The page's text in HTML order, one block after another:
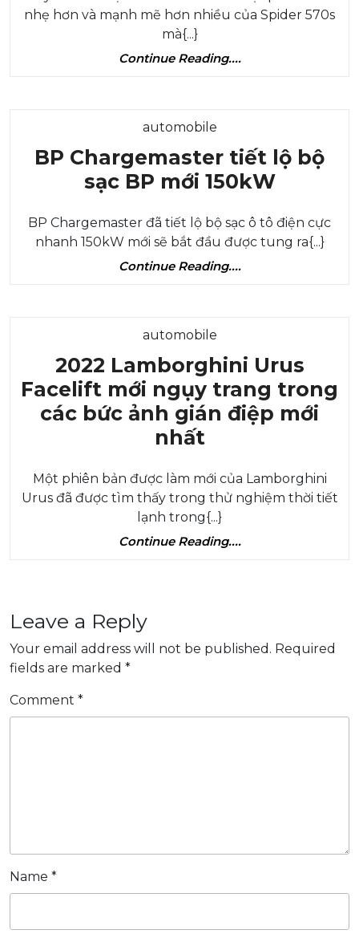
2019
nhẹ hơn và mạnh mẽ hơn nhiều của Spider 570s
mà{...}
Continue Reading....Continue
automobileCategory
BP Chargemaster tiết lộ bộ
sạc BP mới 150kWBP
tiết
lộ
150kW
BP Chargemaster đã tiết lộ bộ sạc ô tô điện cực
nhanh 150kW mới sẽ bắt đầu được tung ra{...}
Continue Reading....Continue
automobileCategory
2022 Lamborghini Urus
Facelift mới ngụy trang trong
các bức ảnh gián điệp mới
nhất2022
Urus
Facelift
mới
bức
điệp
Một phiên bản được làm mới của Lamborghini
Urus đã được tìm thấy trong thử nghiệm thời tiết
lạnh trong{...}
Continue Reading....Continue
Leave a Reply
Your email address will not be published. Required
fields are marked *
Comment *
Name *